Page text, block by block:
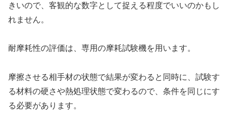
きいので、客観的な数字として捉える程度でいいのかもし
れません。
耐摩耗性の評価は、専用の摩耗試験機を用います。
摩擦させる相手材の状態で結果が変わると同時に、試験す
る材料の硬さや熱処理状態で変わるので、条件を同じにす
る必要があります。